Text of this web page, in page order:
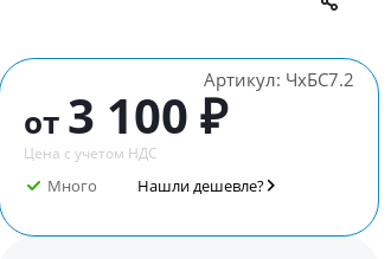
Артикул: ЧхБС7.2
от 3 100 ₽
Цена с учетом НДС
Много Нашли дешевле?